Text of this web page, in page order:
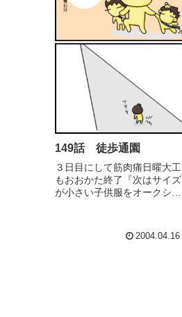
149話 徒歩通園
３日目にして筋肉痛日曜大工
もおおかた終了『次はサイズ
が小さい子供服をオークショ
方が高く売れる可能性大が、
クリアケース2箱分...「面
2004.04.16